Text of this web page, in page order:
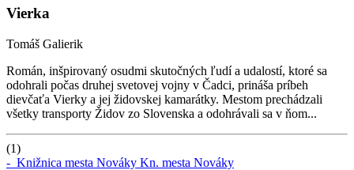
Vierka
Tomáš Galierik
Román, inšpirovaný osudmi skutočných ľudí a udalostí, ktoré sa
odohrali počas druhej svetovej vojny v Čadci, prináša príbeh
dievčaťa Vierky a jej židovskej kamarátky. Mestom prechádzali
všetky transporty Židov zo Slovenska a odohrávali sa v ňom...
(1)
- Knižnica mesta Nováky Kn. mesta Nováky